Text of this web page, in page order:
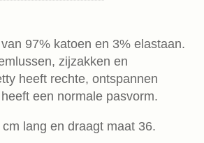
97% katoen en 3% elastaan.
zijzakken en
heeft rechte, ontspannen
een normale pasvorm.
lang en draagt maat 36.